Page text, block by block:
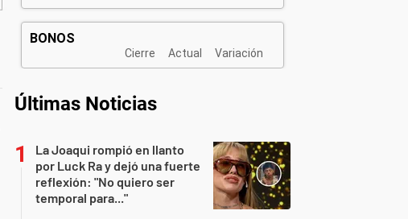
Últimas Noticias
La Joaqui rompió en llanto
por Luck Ra y dejó una fuerte
reflexión: "No quiero ser
temporal para..."